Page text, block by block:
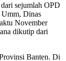
sejumlah OPD
Umm, Dinas
November
dikutip dari
Banten. Di